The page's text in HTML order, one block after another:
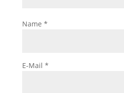
Name *
E-Mail *